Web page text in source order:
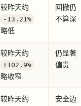
较昨天约
-13.21%
略低
回撤仍
不算深
较昨天约
+102.9%
略收窄
仍显著
偏贵
较昨天约
安全边